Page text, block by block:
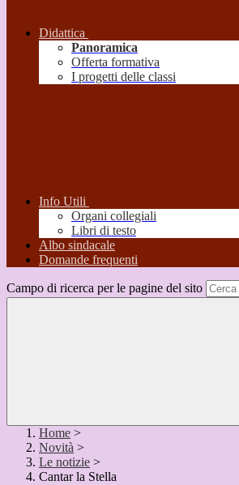
Didattica
Panoramica
Offerta formativa
I progetti delle classi
Info Utili
Organi collegiali
Libri di testo
Albo sindacale
Domande frequenti
Campo di ricerca per le pagine del sito
Home >
Novità >
Le notizie >
Cantar la Stella